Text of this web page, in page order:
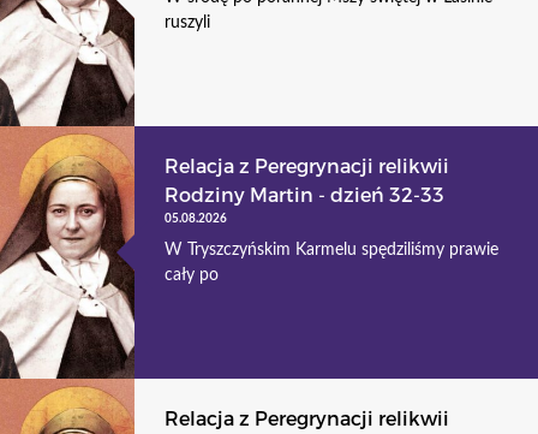
ruszyli
Relacja z Peregrynacji relikwii
Rodziny Martin - dzień 32-33
05.08.2026
W Tryszczyńskim Karmelu spędziliśmy prawie
cały po
Relacja z Peregrynacji relikwii